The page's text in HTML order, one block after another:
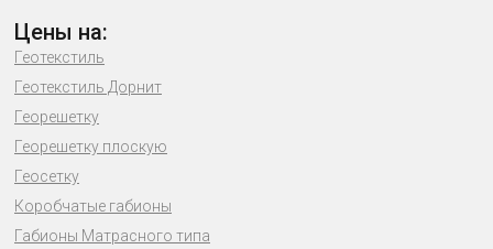
Цены на:
Геотекстиль
Геотекстиль Дорнит
Георешетку
Георешетку плоскую
Геосетку
Коробчатые габионы
Габионы Матрасного типа